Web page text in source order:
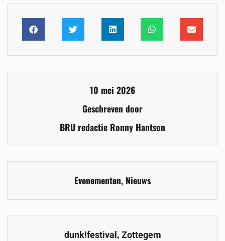
10 mei 2026
Geschreven door
BRU redactie Ronny Hantson
Evenementen, Nieuws
dunk!festival , Zottegem